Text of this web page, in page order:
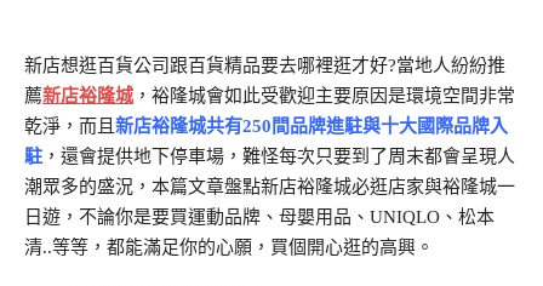
新店想逛百貨公司跟百貨精品要去哪裡逛才好?當地人紛紛推
薦新店裕隆城 ，裕隆城會如此受歡迎主要原因是環境空間非常
乾淨，而且 新店裕隆城共有250間品牌進駐與十大國際品牌入
駐 ，還會提供地下停車場，難怪每次只要到了周末都會呈現人
潮眾多的盛況，本篇文章盤點新店裕隆城必逛店家與裕隆城一
日遊，不論你是要買運動品牌、母嬰用品、UNIQLO、松本
清..等等，都能滿足你的心願，買個開心逛的高興。